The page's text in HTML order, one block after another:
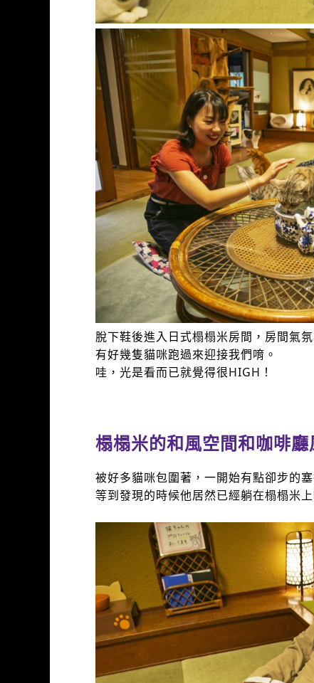
脫下鞋後進入日式榻榻米房間，房間氣
有好幾隻貓咪跑過來迎接我們唷。
哇，光是看而已就覺得很HIGH！
榻榻米的和風空間和咖啡
被好多貓咪包圍著，一開始有點卻步的
等到發現的時候他居然已經躺在榻榻米上